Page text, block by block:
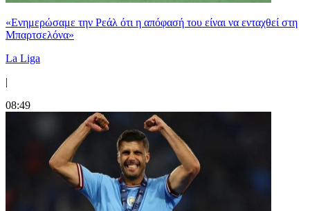
«Ενημερώσαμε την Ρεάλ ότι η απόφασή του είναι να ενταχθεί στη
Μπαρτσελόνα»
La Liga
|
08:49